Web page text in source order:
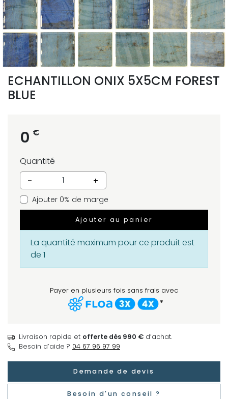
ECHANTILLON ONIX 5X5CM FOREST
BLUE
0 €
Quantité
-
+
Ajouter 0% de marge
Ajouter au panier
La quantité maximum pour ce produit est
de 1
Payer en plusieurs fois sans frais avec
*
Livraison rapide et offerte dès 990 € d’achat.
Besoin d’aide ? 04 67 96 97 99
Demande de devis
Besoin d'un conseil ?